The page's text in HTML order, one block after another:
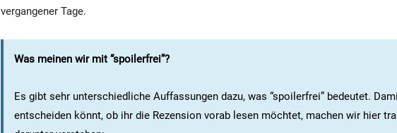
vergangener Tage.
Was meinen wir mit “spoilerfrei”?
Es gibt sehr unterschiedliche Auffassungen dazu, was “spoilerfrei” bedeutet.
entscheiden könnt, ob ihr die Rezension vorab lesen möchtet, machen wir hier